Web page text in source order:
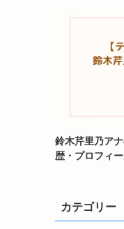
鈴木芹里乃ア
歴・プロフィ
カテゴリー